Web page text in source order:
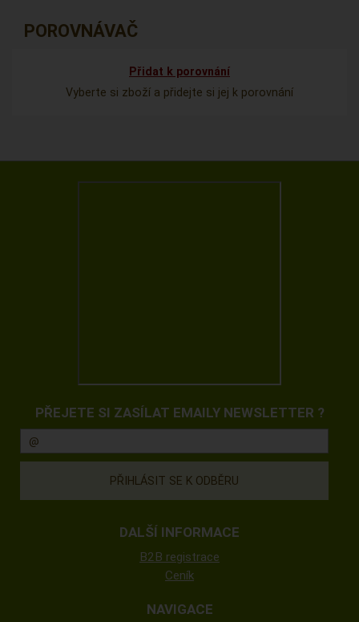
POROVNÁVAČ
Přidat k porovnání
Vyberte si zboží a přidejte si jej k porovnání
PŘEJETE SI ZASÍLAT EMAILY NEWSLETTER ?
DALŠÍ INFORMACE
B2B registrace
Ceník
NAVIGACE